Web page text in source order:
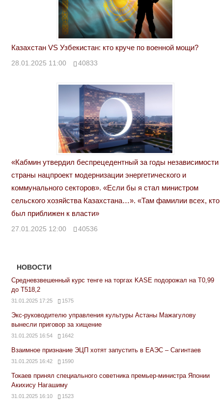
Казахстан VS Узбекистан: кто круче по военной мощи?
28.01.2025 11:00 40833
«Кабмин утвердил беспрецедентный за годы независимости
страны нацпроект модернизации энергетического и
коммунального секторов». «Если бы я стал министром
сельского хозяйства Казахстана…». «Там фамилии всех, кто
был приближен к власти»
27.01.2025 12:00 40536
НОВОСТИ
Средневзвешенный курс тенге на торгах KASE подорожал на Т0,99
до Т518,2
31.01.2025 17:25 1575
Экс-руководителю управления культуры Астаны Мажагулову
вынесли приговор за хищение
31.01.2025 16:54 1642
Взаимное признание ЭЦП хотят запустить в ЕАЭС – Сагинтаев
31.01.2025 16:42 1590
Токаев принял специального советника премьер-министра Японии
Акихису Нагашиму
31.01.2025 16:10 1523